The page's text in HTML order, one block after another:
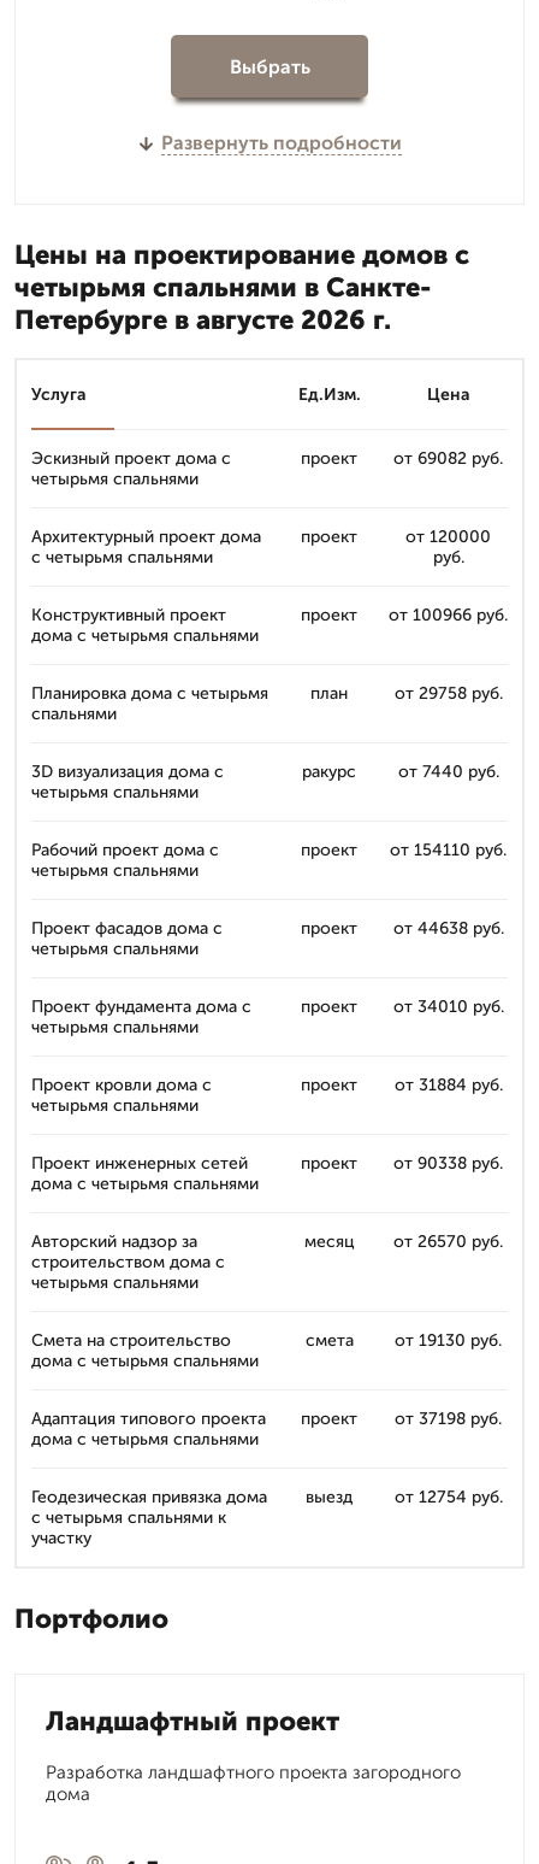
Выбрать
Развернуть подробности
Цены на проектирование домов с
четырьмя спальнями в Санкте-
Петербурге в августе 2026 г.
Услуга Ед.Изм. Цена
Эскизный проект дома с
четырьмя спальнями
проект от 69082 руб.
Архитектурный проект дома
с четырьмя спальнями
проект
от 120000
руб.
Конструктивный проект
дома с четырьмя спальнями
проект от 100966 руб.
Планировка дома с четырьмя
спальнями
план от 29758 руб.
3D визуализация дома с
четырьмя спальнями
ракурс от 7440 руб.
Рабочий проект дома с
четырьмя спальнями
проект от 154110 руб.
Проект фасадов дома с
четырьмя спальнями
проект от 44638 руб.
Проект фундамента дома с
четырьмя спальнями
проект от 34010 руб.
Проект кровли дома с
четырьмя спальнями
проект от 31884 руб.
Проект инженерных сетей
дома с четырьмя спальнями
проект от 90338 руб.
Авторский надзор за
строительством дома с
четырьмя спальнями
месяц от 26570 руб.
Смета на строительство
дома с четырьмя спальнями
смета от 19130 руб.
Адаптация типового проекта
дома с четырьмя спальнями
проект от 37198 руб.
Геодезическая привязка дома
с четырьмя спальнями к
участку
выезд от 12754 руб.
Портфолио
Ландшафтный проект
Разработка ландшафтного проекта загородного
дома